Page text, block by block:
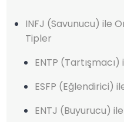
INFJ (Savunucu) ile
Tipler
ENTP
ESFP (Eğlendirici)
ENTJ (Buyurucu)